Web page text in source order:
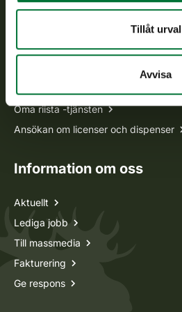
Tillåt urval
Avvisa
Ofta ställda frågor
Alla kontaktuppgifter
Oma riista -tjänsten
Ansökan om licenser och dispenser
Information om oss
Aktuellt
Lediga jobb
Till massmedia
Fakturering
Ge respons